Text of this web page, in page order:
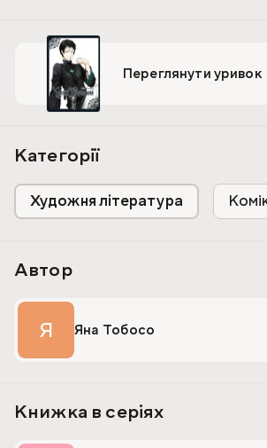
Переглянути уривок
Категорії
Художня література
Автор
Я Яна Тобосо
Книжка в серіях